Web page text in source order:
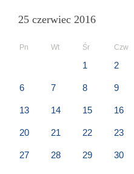
25 czerwiec 2016
Pn Wt Śr Czw
1 2
6 7 8 9
13 14 15 16
20 21 22 23
27 28 29 30